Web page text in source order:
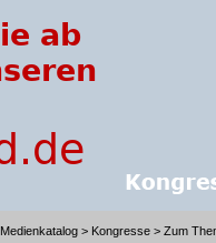
Medienkatalog > Kongresse > Zum